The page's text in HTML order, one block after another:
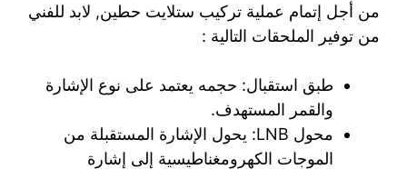
من أجل إتمام عملية تركيب ستلايت حطين, لابد للفني
من توفير الملحقات التالية :
طبق استقبال: حجمه يعتمد على نوع الإشارة
والقمر المستهدف.
محول LNB: يحول الإشارة المستقبلة من
الموجات الكهرومغناطيسية إلى إشارة